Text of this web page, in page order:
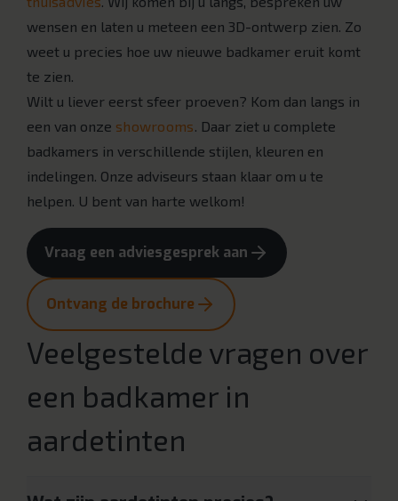
wensen en laten u meteen een 3D-ontwerp zien. Zo
weet u precies hoe uw nieuwe badkamer eruit komt
te zien.
Wilt u liever eerst sfeer proeven? Kom dan langs in
een van onze showrooms. Daar ziet u complete
badkamers in verschillende stijlen, kleuren en
indelingen. Onze adviseurs staan klaar om u te
helpen. U bent van harte welkom!
Vraag een adviesgesprek aan
Ontvang de brochure
Veelgestelde vragen over
een badkamer in
aardetinten